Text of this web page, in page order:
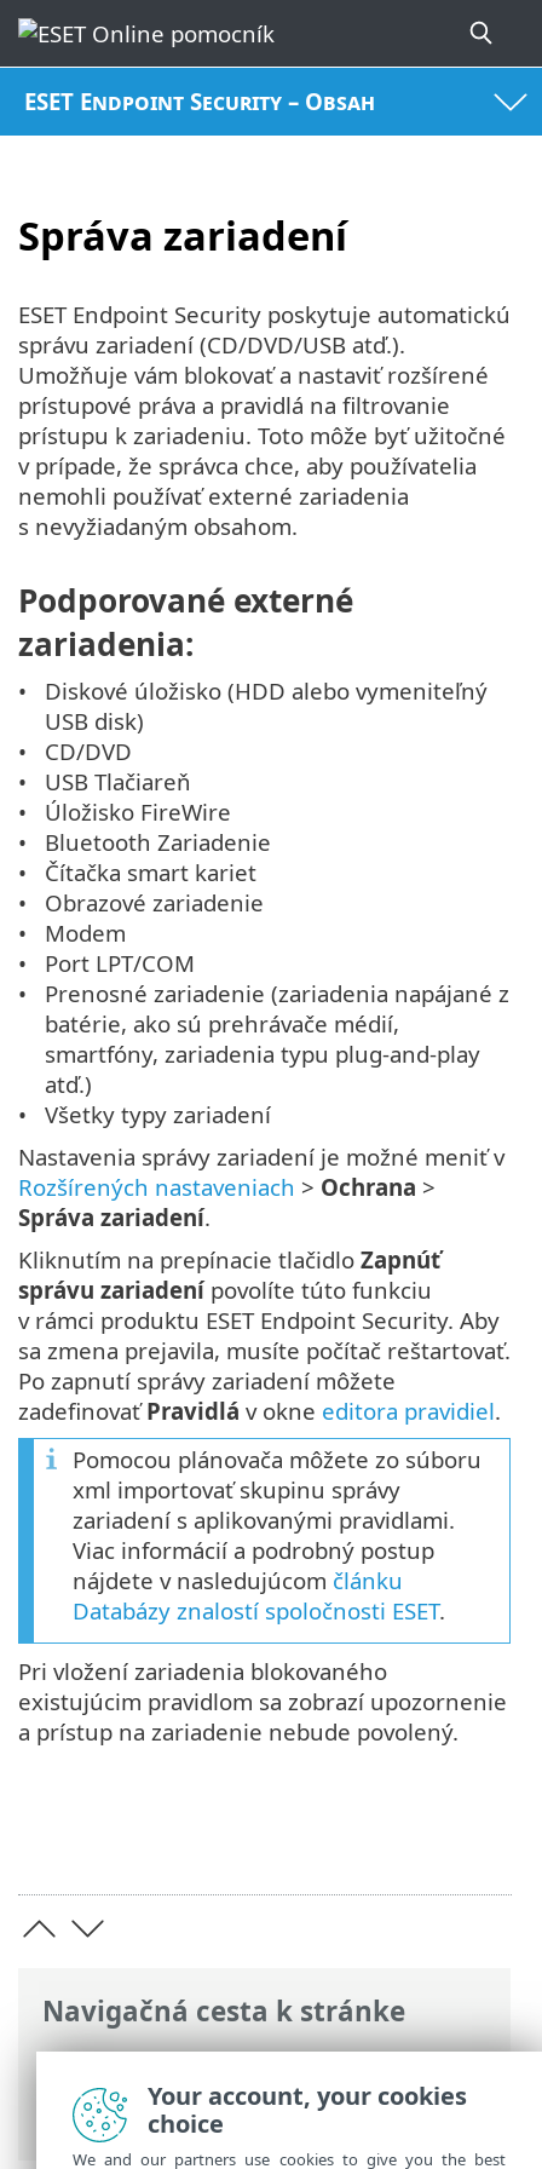
ESET Endpoint Security – Obsah
Správa zariadení
Navigačná cesta k stránke
ESET Online pomocník>ESET Endpoint
Security >Rozšírené nastavenia>
Ochrana
> Správa zariadení
ESET Endpoint Security poskytuje automatickú
správu zariadení (CD/DVD/USB atď.).
Umožňuje vám blokovať a nastaviť rozšírené
prístupové práva a pravidlá na filtrovanie
prístupu k zariadeniu. Toto môže byť užitočné
v prípade, že správca chce, aby používatelia
nemohli používať externé zariadenia
s nevyžiadaným obsahom.
Podporované externé
zariadenia:
Diskové úložisko (HDD alebo vymeniteľný
USB disk)
CD/DVD
USB Tlačiareň
Úložisko FireWire
Bluetooth Zariadenie
Čítačka smart kariet
Obrazové zariadenie
Modem
Port LPT/COM
Prenosné zariadenie (zariadenia napájané z
batérie, ako sú prehrávače médií,
smartfóny, zariadenia typu plug-and-play
atď.)
Všetky typy zariadení
Nastavenia správy zariadení je možné meniť v
Rozšírených nastaveniach > Ochrana >
Správa zariadení.
Kliknutím na prepínacie tlačidlo Zapnúť
správu zariadenípovolíte túto funkciu
v rámci produktu ESET Endpoint Security. Aby
sa zmena prejavila, musíte počítač reštartovať.
Po zapnutí správy zariadení môžete
zadefinovaťPravidlá v okne editora pravidiel.
Pomocou plánovača môžete zo súboru
xml importovať skupinu správy
zariadení s aplikovanými pravidlami.
Viac informácií a podrobný postup
nájdete v nasledujúcom článku
Databázy znalostí spoločnosti ESET.
Pri vložení zariadenia blokovaného
existujúcim pravidlom sa zobrazí upozornenie
a prístup na zariadenie nebude povolený.
Your account, your cookies
choice
We and our partners use cookies to give you the best